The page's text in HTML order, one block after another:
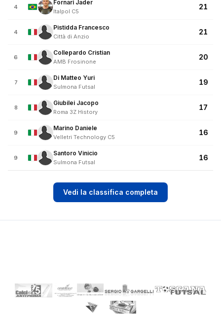
4
Fornari Jader
Italpol C5
21
4
Pistidda Francesco
Città di Anzio
21
6
Collepardo Cristian
AMB Frosinone
20
7
Di Matteo Yuri
Sulmona Futsal
19
8
Giubilei Jacopo
Roma 3Z History
17
9
Marino Daniele
Velletri Technology C5
16
9
Santoro Vinicio
Sulmona Futsal
16
Vedi la classifica completa